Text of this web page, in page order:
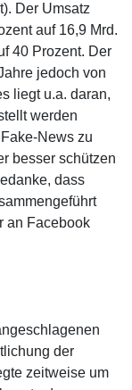
Der Umsatz
auf 16,9 Mrd.
40 Prozent. Der
jedoch von
liegt u.a. daran,
werden
News zu
besser schützen
dass
an Facebook
der
zeitweise um